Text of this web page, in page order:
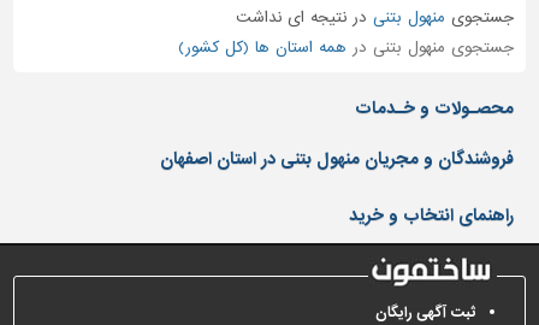
ساختمانی
نرده
و
حفاظ
کفپوش
و
سنگ
سرویس
جستجوی منهول بتنی درنتیجه ای نداشت
جستجوی منهول بتنی در همه استان ها (کل کشور)
محصـولات و خـدمات
فروشندگان و مجریان منهول بتنی در استان اصفهان
راهنمای انتخاب و خرید
ثبت آگهی رایگان